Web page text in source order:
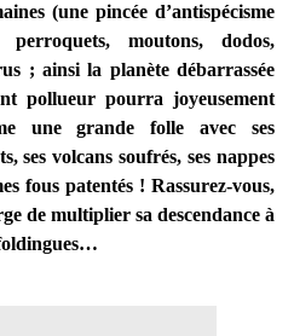
(une pincée d’antispécisme
moutons, dodos,
; ainsi la planète débarrassée
pollueur pourra joyeusement
une grande folle avec ses
ses volcans soufrés, ses nappes
fous patentés ! Rassurez-vous,
de multiplier sa descendance à